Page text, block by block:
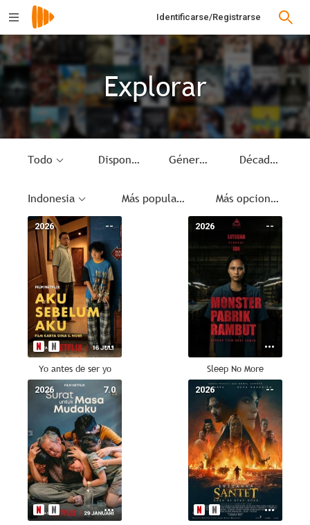
Identificarse/Registrarse
Explorar
Todo Disponible Género Década
Indonesia Más populares Más opciones
--
2026
Yo antes de ser yo
--
2026
Sleep No More
7.0
2026 --
2026